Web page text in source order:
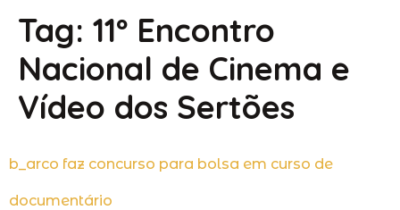
Tag: 11º Encontro
Nacional de Cinema e
Vídeo dos Sertões
b_arco faz concurso para bolsa em curso de
documentário